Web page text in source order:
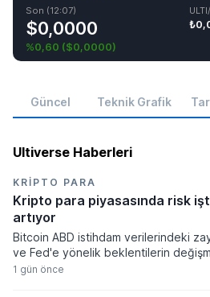
Son (12:07)
$0,0000
%0,60 ($0,0000)
Güncel Teknik Grafik
Ultiverse Haberleri
KRIPTO PARA
Kripto para piyasasında risk
artıyor
Bitcoin ABD istihdam verilerindeki
ve Fed'e yönelik beklentilerin
haftayı yükselişle kapattı. Kripto para
1 gün önce